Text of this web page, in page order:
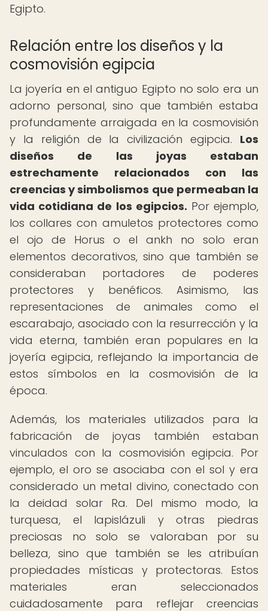
Egipto.
Relación entre los diseños y la
cosmovisión egipcia
La joyería en el antiguo Egipto no solo era un
adorno personal, sino que también estaba
profundamente arraigada en la cosmovisión
y la religión de la civilización egipcia. Los
diseños de las joyas estaban
estrechamente relacionados con las
creencias y simbolismos que permeaban la
vida cotidiana de los egipcios. Por ejemplo,
los collares con amuletos protectores como
el ojo de Horus o el ankh no solo eran
elementos decorativos, sino que también se
consideraban portadores de poderes
protectores y benéficos. Asimismo, las
representaciones de animales como el
escarabajo, asociado con la resurrección y la
vida eterna, también eran populares en la
joyería egipcia, reflejando la importancia de
estos símbolos en la cosmovisión de la
época.
Además, los materiales utilizados para la
fabricación de joyas también estaban
vinculados con la cosmovisión egipcia. Por
ejemplo, el oro se asociaba con el sol y era
considerado un metal divino, conectado con
la deidad solar Ra. Del mismo modo, la
turquesa, el lapislázuli y otras piedras
preciosas no solo se valoraban por su
belleza, sino que también se les atribuían
propiedades místicas y protectoras. Estos
materiales eran seleccionados
cuidadosamente para reflejar creencias